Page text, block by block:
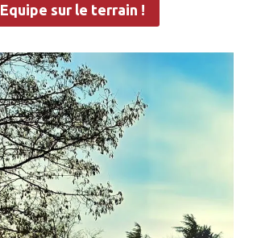
Equipe sur le terrain !